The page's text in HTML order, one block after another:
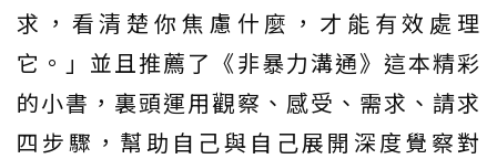
求，看清楚你焦慮什麼，才能有效處理
它。」並且推薦了《非暴力溝通》這本精彩
的小書，裏頭運用觀察、感受、需求、請求
四步驟，幫助自己與自己展開深度覺察對